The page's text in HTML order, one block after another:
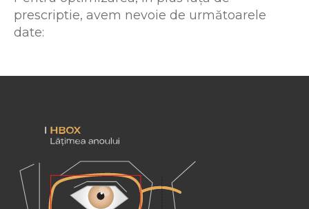
prescriptie, avem nevoie de următoarele
date: